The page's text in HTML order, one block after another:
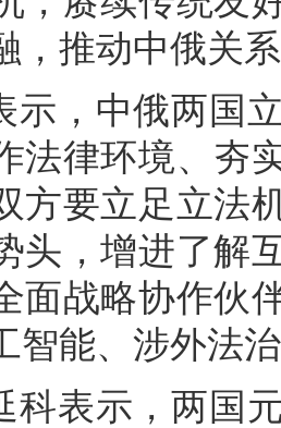
，推动中俄关
示，中俄两国
法律环境、夯
方要立足立法
头，增进了解
面战略协作伙
智能、涉外法
科表示，两国